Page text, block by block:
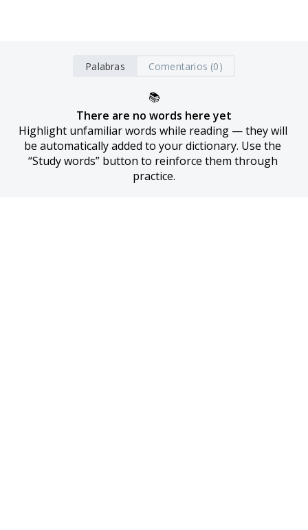
Palabras Comentarios (0)
📚
There are no words here yet
Highlight unfamiliar words while reading — they will
be automatically added to your dictionary. Use the
“Study words” button to reinforce them through
practice.